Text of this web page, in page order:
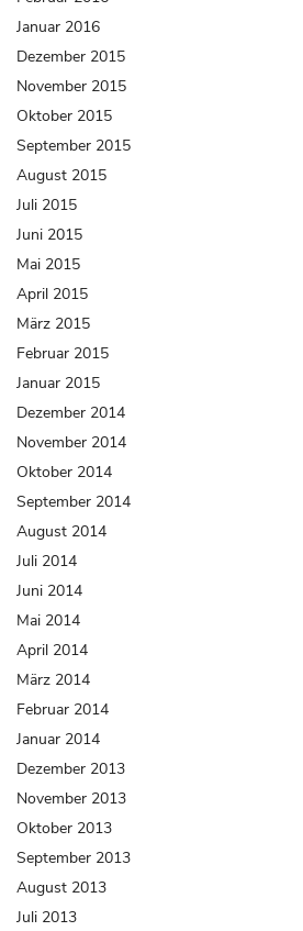
Januar 2016
Dezember 2015
November 2015
Oktober 2015
September 2015
August 2015
Juli 2015
Juni 2015
Mai 2015
April 2015
März 2015
Februar 2015
Januar 2015
Dezember 2014
November 2014
Oktober 2014
September 2014
August 2014
Juli 2014
Juni 2014
Mai 2014
April 2014
März 2014
Februar 2014
Januar 2014
Dezember 2013
November 2013
Oktober 2013
September 2013
August 2013
Juli 2013